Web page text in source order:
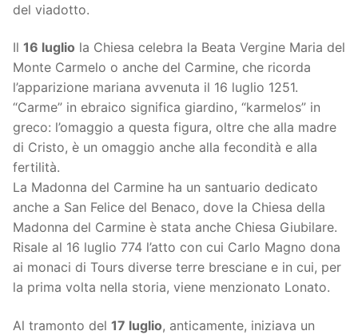
del viadotto.
Il 16 luglio la Chiesa celebra la Beata Vergine Maria del
Monte Carmelo o anche del Carmine, che ricorda
l’apparizione mariana avvenuta il 16 luglio 1251.
“Carme” in ebraico significa giardino, “karmelos” in
greco: l’omaggio a questa figura, oltre che alla madre
di Cristo, è un omaggio anche alla fecondità e alla
fertilità.
La Madonna del Carmine ha un santuario dedicato
anche a San Felice del Benaco, dove la Chiesa della
Madonna del Carmine è stata anche Chiesa Giubilare.
Risale al 16 luglio 774 l’atto con cui Carlo Magno dona
ai monaci di Tours diverse terre bresciane e in cui, per
la prima volta nella storia, viene menzionato Lonato.
Al tramonto del 17 luglio, anticamente, iniziava un